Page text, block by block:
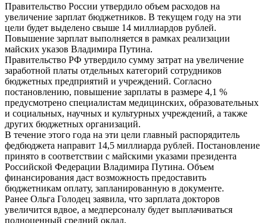
Правительство России утвердило объем расходов на
увеличение зарплат бюджетников. В текущем году на эти
цели будет выделено свыше 14 миллиардов рублей.
Повышение зарплат выполняется в рамках реализации
майских указов Владимира Путина.
Правительство РФ утвердило сумму затрат на увеличение
заработной платы отдельных категорий сотрудников
бюджетных предприятий и учреждений. Согласно
постановлению, повышение зарплаты в размере 4,1 %
предусмотрено специалистам медицинских, образовательных
и социальных, научных и культурных учреждений, а также
других бюджетных организаций.
В течение этого года на эти цели главный распорядитель
федбюджета направит 14,5 миллиарда рублей. Постановление
принято в соответствии с майскими указами президента
Российской Федерации Владимира Путина. Объем
финансирования даст возможность предоставить
бюджетникам оплату, запланированную в документе.
Ранее Ольга Голодец заявила, что зарплата докторов
увеличится вдвое, а медперсоналу будет выплачиваться
полноценный средний оклад.